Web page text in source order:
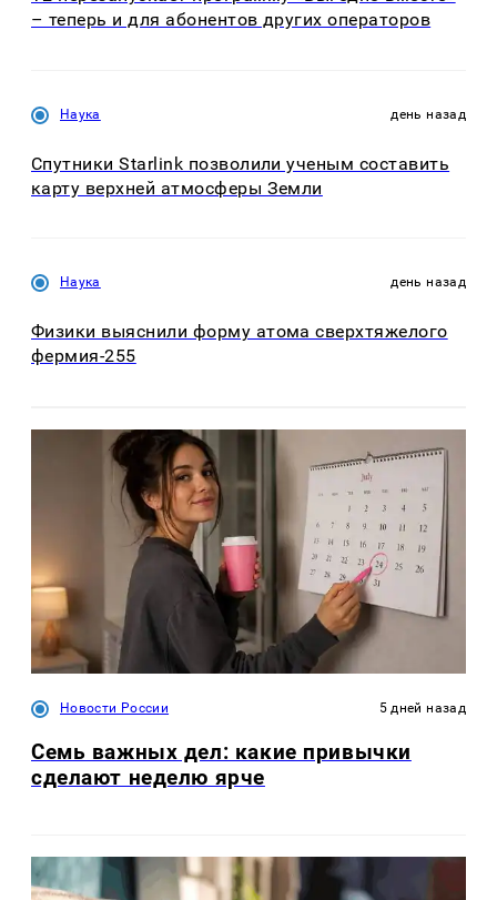
– теперь и для абонентов других операторов
Наука день назад
Спутники Starlink позволили ученым составить
карту верхней атмосферы Земли
Наука день назад
Физики выяснили форму атома сверхтяжелого
фермия-255
Новости России 5 дней назад
Семь важных дел: какие привычки
сделают неделю ярче